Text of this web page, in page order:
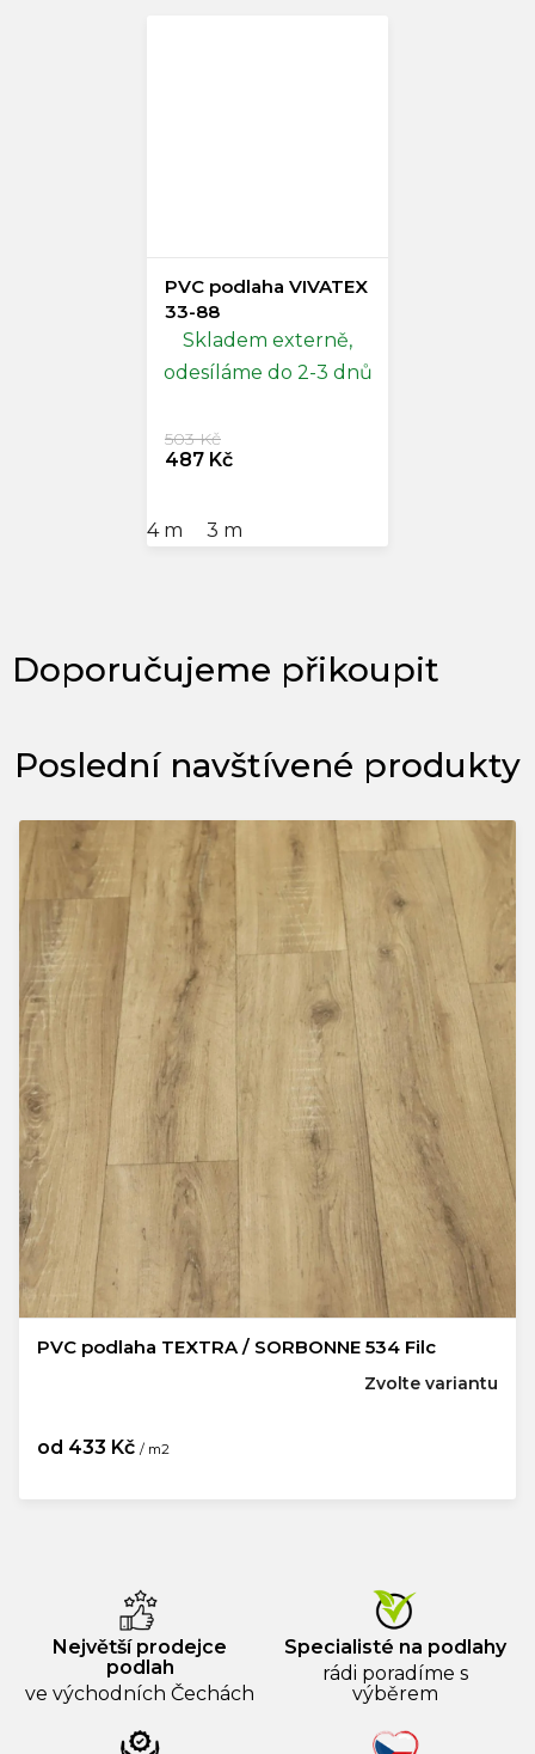
PVC podlaha VIVATEX
33-88
Skladem externě,
odesíláme do 2-3 dnů
487 Kč
503 Kč
4 m 3 m
Poslední navštívené produkty
PVC podlaha TEXTRA / SORBONNE 534 Filc
od 433 Kč / m2
Zvolte variantu
Největší prodejce
podlah
ve východních Čechách
Specialisté na podlahy
rádi poradíme s
výběrem